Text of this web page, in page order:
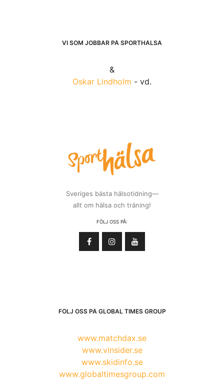
VI SOM JOBBAR PÅ SPORTHÄLSA
&
Oskar Lindholm - vd.
Sveriges bästa hälsotidning—
allt om hälsa och träning!
FÖLJ OSS PÅ:
FÖLJ OSS PÅ GLOBAL TIMES GROUP
www.matchdax.se
www.vinsider.se
www.skidinfo.se
www.globaltimesgroup.com